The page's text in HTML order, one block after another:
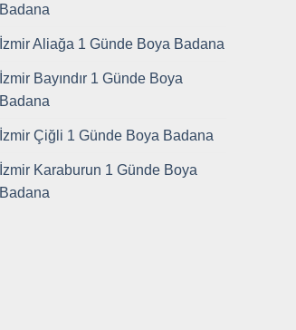
Badana
İzmir Aliağa 1 Günde Boya Badana
İzmir Bayındır 1 Günde Boya
Badana
İzmir Çiğli 1 Günde Boya Badana
İzmir Karaburun 1 Günde Boya
Badana